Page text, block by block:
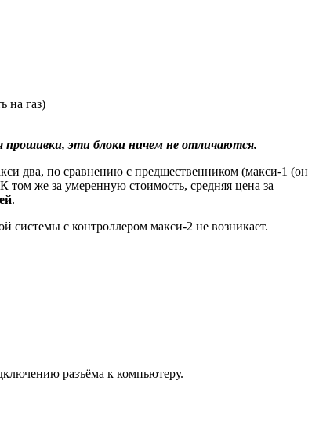
на газ)
прошивки, эти блоки ничем не отличаются.
два, по сравнению с предшественником (макси-1 (он
же за умеренную стоимость, средняя цена за
.
системы с контроллером макси-2 не возникает.
разъёма к компьютеру.